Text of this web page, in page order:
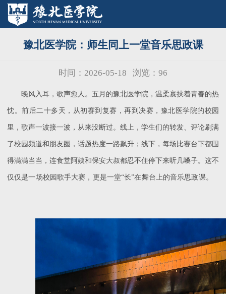
豫北医学院：师生同上一堂音乐思政课
时间：2026-05-18 浏览： 96
晚风入耳，歌声愈人。五月的豫北医学院，温柔裹挟着青春的热
忱。前后二十多天，从初赛到复赛，再到决赛，豫北医学院的校园
里，歌声一波接一波，从来没断过。线上，学生们的转发、评论刷满
了校园频道和朋友圈，话题热度一路飙升；线下，每场比赛台下都围
得满满当当，连食堂阿姨和保安大叔都忍不住停下来听几嗓子。这不
仅仅是一场校园歌手大赛，更是一堂“长”在舞台上的音乐思政课。